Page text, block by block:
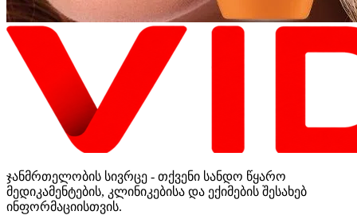
ჯანმრთელობის სივრცე - თქვენი სანდო წყარო
მედიკამენტების, კლინიკებისა და ექიმების შესახებ
ინფორმაციისთვის.